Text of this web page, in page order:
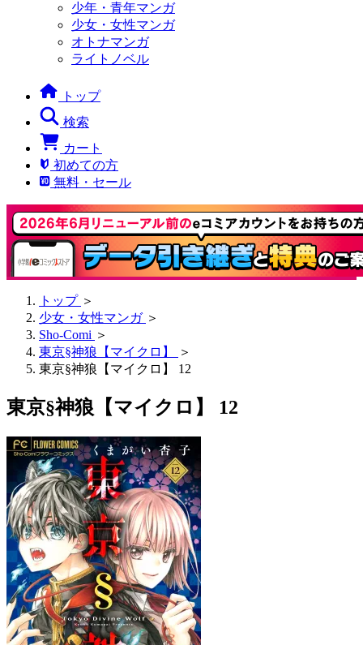
少年・青年マンガ
少女・女性マンガ
オトナマンガ
ライトノベル
トップ
検索
カート
初めての方
無料・セール
トップ ＞
少女・女性マンガ ＞
Sho-Comi ＞
東京§神狼【マイクロ】
＞
東京§神狼【マイクロ】 12
東京§神狼【マイクロ】 12